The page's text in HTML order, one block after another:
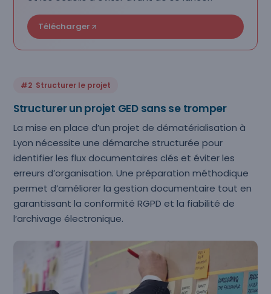
Télécharger
#2 Structurer le projet
Structurer un projet GED sans se tromper
La mise en place d’un projet de dématérialisation à
Lyon nécessite une démarche structurée pour
identifier les flux documentaires clés et éviter les
erreurs d’organisation. Une préparation méthodique
permet d’améliorer la gestion documentaire tout en
garantissant la conformité RGPD et la fiabilité de
l’archivage électronique.